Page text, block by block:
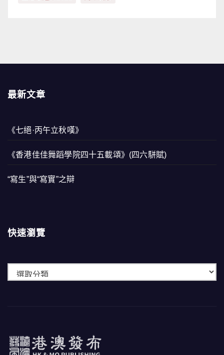
最新文章
《七絕·丙午立秋嘆》
《香港佳佳舞蹈學院四十五載頌》(四六駢賦)
“寫生”與“寫實”之辯
快速瀏覽